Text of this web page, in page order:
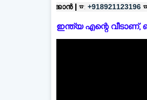
+918921123196 ☎
ഇന്ത്യ എന്റെ വീടാണ്,